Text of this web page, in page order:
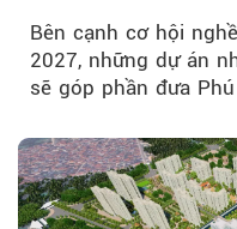
Bên cạnh cơ hội
2027, những dự án
sẽ góp phần đưa